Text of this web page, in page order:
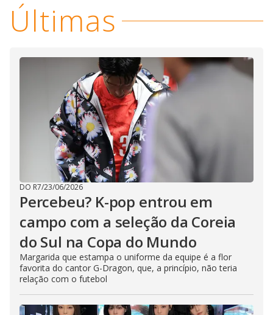
i
d
e
o
Últimas
DO R7/23/06/2026
Percebeu? K-pop entrou em
campo com a seleção da Coreia
do Sul na Copa do Mundo
Margarida que estampa o uniforme da equipe é a flor
favorita do cantor G-Dragon, que, a princípio, não teria
relação com o futebol